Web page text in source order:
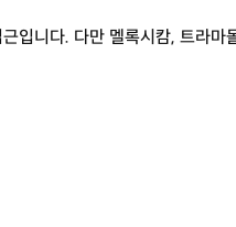
입니다. 다만 멜록시캄, 트라마